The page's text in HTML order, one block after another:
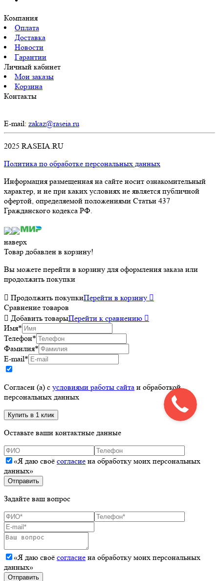
Компания
Оплата
Доставка
Новости
Гарантии
Личный кабинет
Мои заказы
Корзина
Контакты
E-mail: zakaz@raseia.ru
2025 RASEIA.RU
Политика по обработке персональных данных
Информация размещенная на сайте носит ознакомительный
характер, и не при каких условиях не является публичной
офертой, определяемой положениями Статьи 437
Гражданского кодекса РФ.
наверх
Товар добавлен в корзину!
Вы можете перейти в корзину для оформления заказа или
продолжить покупки
 Продолжить покупкиПерейти в корзину 
Сравнение товаров
 Добавить товарыПерейти к сравнению 
Имя*
Телефон*
Фамилия*
E-mail*
Согласен (а) с условиями работы сайта и обработкой
персональных данных
Оставьте ваши контактные данные
«Я даю своё согласие на обработку моих персональных
данных»
Задайте ваш вопрос
«Я даю своё согласие на обработку моих персональных
данных»